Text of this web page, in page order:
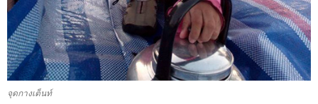
จุดกางเต็นท์